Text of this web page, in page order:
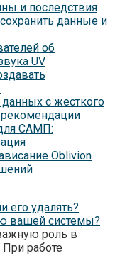
и последствия
данные и
об
UV
данных с жесткого
САМП:
Oblivion
его удалять?
вашей системы?
роль в
работе